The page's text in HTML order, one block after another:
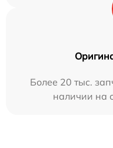
Более 20 тыс.
наличии на